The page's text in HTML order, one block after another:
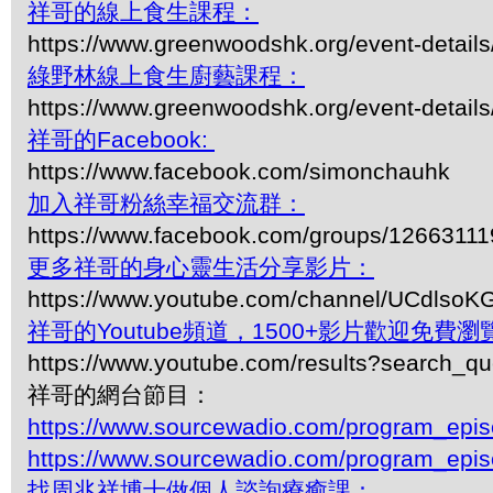
祥哥的線上食生課程：
https://www.greenwoodshk.org/event-
綠野林線上食生廚藝課程：
https://www.greenwoodshk.org/event-
祥哥的Facebook:
https://www.facebook.com/simonchauhk
加入祥哥粉絲幸福交流群：
https://www.facebook.com/groups/
更多祥哥的身心靈生活分享影片：
https://www.youtube.com/channel/
祥哥的Youtube頻道，1500+影片歡迎免費瀏
https://www.youtube.com/
祥哥的網台節目：
https://www.sourcewadio.com/
https://www.sourcewadio.com/